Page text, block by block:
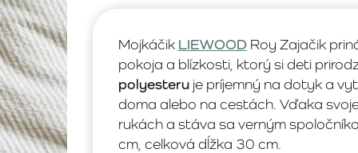
Mojkáčik LIEWOODRoy Zajačik
pokoja a blízkosti, ktorý si deti
polyesteruje príjemný na dotyk a
doma alebo na cestách. Vďaka
rukách a stáva sa verným
cm, celková dĺžka 30 cm.